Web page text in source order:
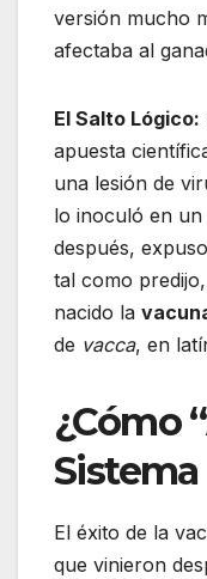
versión mucho
afectaba al
El Salto Lógico:
apuesta
una lesión de
lo inoculó en un
después,
tal como
nacido la
de vacca, en
¿Cómo
El éxito de la
que vinieron